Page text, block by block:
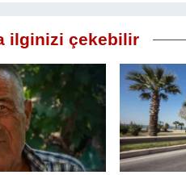
ilginizi çekebilir